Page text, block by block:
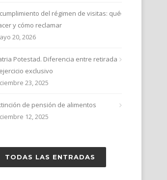
del régimen de visitas: qué
y cómo reclamar
20, 2026
Potestad. Diferencia entre retirada
exclusivo
23, 2025
de pensión de alimentos
12, 2025
TODAS LAS ENTRADAS